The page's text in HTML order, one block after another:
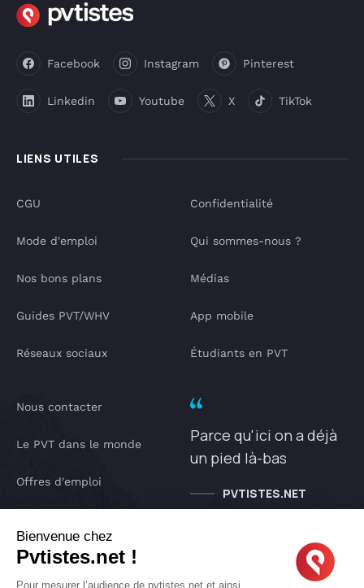
LIENS UTILES
Facebook Instagram Pinterest
Linkedin Youtube X TikTok
CGU
Mode d'emploi
Nos bons plans
Guides PVT/WHV
Réseaux sociaux
Confidentialité
Qui sommes-nous ?
Médias
App mobile
Étudiants en PVT
Nous contacter
Le PVT dans le monde
Offres d'emploi
IA pvtistes
Parce qu'ici on a déjà
un pied là-bas
PVTISTES.NET
Bienvenue chez
Pvtistes.net !
Pour mesurer l’audience de pvtistes.net et ainsi